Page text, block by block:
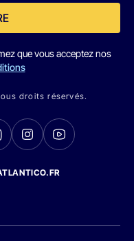
que vous acceptez nos
droits réservés.